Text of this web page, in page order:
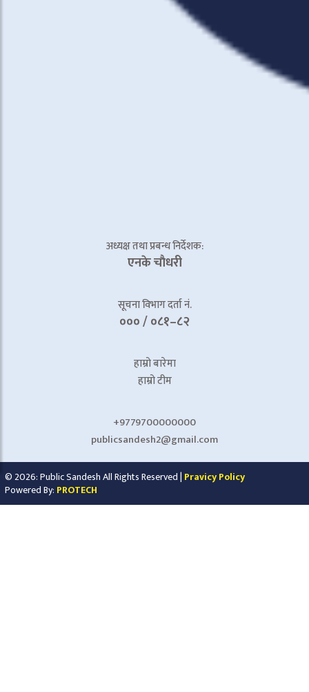
अध्यक्ष तथा प्रबन्ध निर्देशक:
एनके चाैधरी
सूचना विभाग दर्ता नं.
००० / ०८१–८२
हाम्रो बारेमा
हाम्रो टीम
+9779700000000
publicsandesh2@gmail.com
© 2026: Public Sandesh All Rights Reserved | Pravicy Policy
Powered By: PROTECH